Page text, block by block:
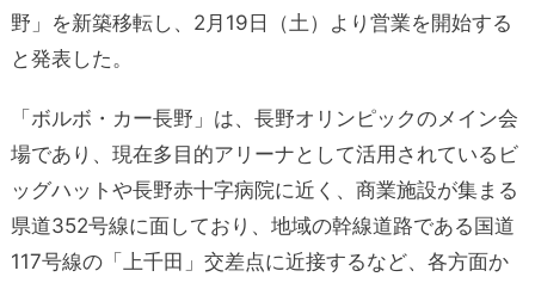
野」を新築移転し、2月19日（土）より営業を開始する
と発表した。
「ボルボ・カー長野」は、長野オリンピックのメイン会
場であり、現在多目的アリーナとして活用されているビ
ッグハットや長野赤十字病院に近く、商業施設が集まる
県道352号線に面しており、地域の幹線道路である国道
117号線の「上千田」交差点に近接するなど、各方面か